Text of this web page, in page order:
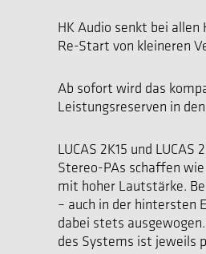
HK Audio senkt bei allen
Re-Start von kleineren
Ab sofort wird das
Leistungsreserven in
LUCAS 2K15 und
Stereo-PAs schaffen
mit hoher Lautstärke.
– auch in der hintersten
dabei stets
des Systems ist jeweils